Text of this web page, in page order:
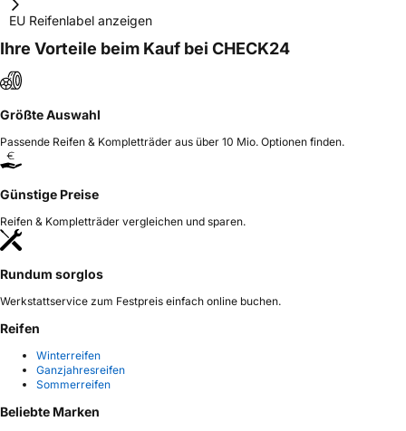
EU Reifenlabel anzeigen
Ihre Vorteile beim Kauf bei CHECK24
Größte Auswahl
Passende Reifen & Kompletträder aus über 10 Mio. Optionen finden.
Günstige Preise
Reifen & Kompletträder vergleichen und sparen.
Rundum sorglos
Werkstattservice zum Festpreis einfach online buchen.
Reifen
Winterreifen
Ganzjahresreifen
Sommerreifen
Beliebte Marken